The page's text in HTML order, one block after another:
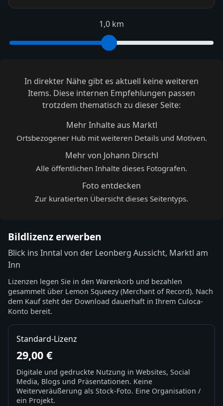
1,0 km
In direkter Nähe gibt es aktuell keine weiteren
Items. Diese internen Empfehlungen passen
trotzdem thematisch zu dieser Seite:
Mehr Inhalte aus Marktl
Ortsbezogener Hub mit weiteren Details und Motiven.
Mehr von Johann Dirschl
Alle öffentlichen Inhalte dieses Fotografen.
Foto entdecken
Zur kuratierten Übersicht dieses Seitentyps.
Bildlizenz erwerben
Blick ins Inntal von der Leonberg Aussicht, Marktl am
Inn
Lizenzen legen Sie in den Warenkorb und bezahlen
gesammelt über Lemon Squeezy (Merchant of Record). Nach
dem Kauf steht der Download dauerhaft in Ihrem Culoca-
Konto bereit.
Standard-Lizenz
29,00 €
Digitale und gedruckte Nutzung in Websites, Social
Media, Blogs und Präsentationen. Keine
Weiterveräußerung als Stock-Foto. Eine Organisation /
ein Projekt.